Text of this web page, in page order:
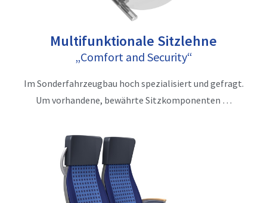
Multifunktionale Sitzlehne
„Comfort and Security“
Im Sonderfahrzeugbau hoch spezialisiert und gefragt.
Um vorhandene, bewährte Sitzkomponenten …